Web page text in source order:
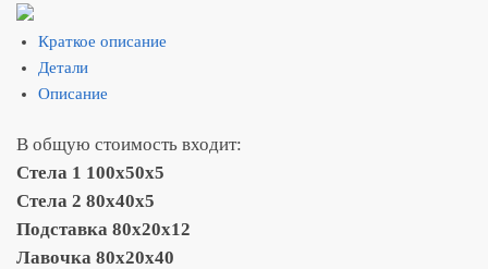
Краткое описание
Детали
Описание
В общую стоимость входит:
Cтела 1 100х50х5
Cтела 2 80х40х5
Подставка 80х20х12
Лавочка 80х20х40